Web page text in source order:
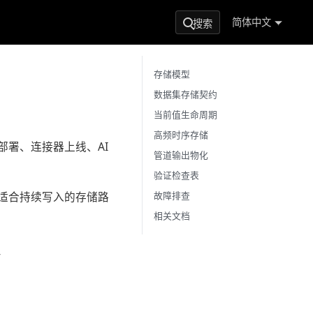
搜索 简体中文
署、连接器上线、AI
合持续写入的存储路
存储模型
数据集存储契约
当前值生命周期
高频时序存储
管道输出物化
验证检查表
故障排查
相关文档